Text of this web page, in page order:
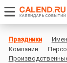
Праздники
Компании